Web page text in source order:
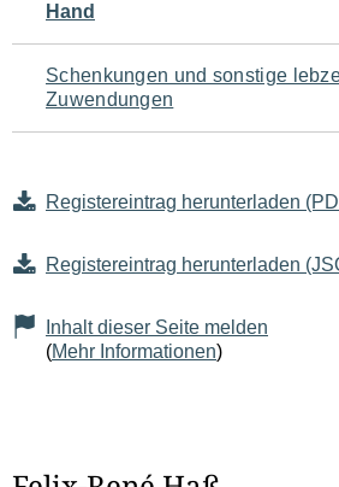
Hand
Schenkungen und sonstige
Zuwendungen
Registereintrag herunterladen
Registereintrag herunterladen
Inhalt dieser Seite melden
(Mehr Informationen)